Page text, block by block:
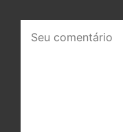
comentário: